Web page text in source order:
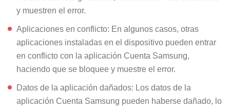
y muestren el error.
Aplicaciones en conflicto: En algunos casos, otras
aplicaciones instaladas en el dispositivo pueden entrar
en conflicto con la aplicación Cuenta Samsung,
haciendo que se bloquee y muestre el error.
Datos de la aplicación dañados: Los datos de la
aplicación Cuenta Samsung pueden haberse dañado, lo